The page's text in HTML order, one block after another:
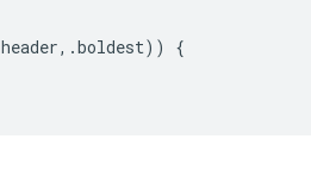
header,.boldest))
{